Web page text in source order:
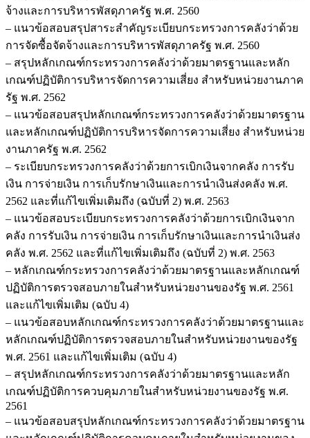
จ้างและการบริหารพัสดุภาครัฐ พ.ศ. 2560
– แนวข้อสอบสรุปสาระสำคัญระเบียบกระทรวงการคลังว่าด้วย
การจัดซื้อจัดจ้างและการบริหารพัสดุภาครัฐ พ.ศ. 2560
– สรุปหลักเกณฑ์กระทรวงการคลังว่าด้วยมาตรฐานและหลัก
เกณฑ์ปฏิบัติการบริหารจัดการความเสี่ยง สำหรับหน่วยงานภาค
รัฐ พ.ศ. 2562
– แนวข้อสอบสรุปหลักเกณฑ์กระทรวงการคลังว่าด้วยมาตรฐาน
และหลักเกณฑ์ปฏิบัติการบริหารจัดการความเสี่ยง สำหรับหน่วย
งานภาครัฐ พ.ศ. 2562
– ระเบียบกระทรวงการคลังว่าด้วยการเบิกเงินจากคลัง การรับ
เงิน การจ่ายเงิน การเก็บรักษาเงินและการนำเงินส่งคลัง พ.ศ.
2562 และที่แก้ไขเพิ่มเติมถึง (ฉบับที่ 2) พ.ศ. 2563
– แนวข้อสอบระเบียบกระทรวงการคลังว่าด้วยการเบิกเงินจาก
คลัง การรับเงิน การจ่ายเงิน การเก็บรักษาเงินและการนำเงินส่ง
คลัง พ.ศ. 2562 และที่แก้ไขเพิ่มเติมถึง (ฉบับที่ 2) พ.ศ. 2563
– หลักเกณฑ์กระทรวงการคลังว่าด้วยมาตรฐานและหลักเกณฑ์
ปฏิบัติการตรวจสอบภายในสำหรับหน่วยงานของรัฐ พ.ศ. 2561
และแก้ไขเพิ่มเติม (ฉบับ 4)
– แนวข้อสอบหลักเกณฑ์กระทรวงการคลังว่าด้วยมาตรฐานและ
หลักเกณฑ์ปฏิบัติการตรวจสอบภายในสำหรับหน่วยงานของรัฐ
พ.ศ. 2561 และแก้ไขเพิ่มเติม (ฉบับ 4)
– สรุปหลักเกณฑ์กระทรวงการคลังว่าด้วยมาตรฐานและหลัก
เกณฑ์ปฏิบัติการควบคุมภายในสำหรับหน่วยงานของรัฐ พ.ศ.
2561
– แนวข้อสอบสรุปหลักเกณฑ์กระทรวงการคลังว่าด้วยมาตรฐาน